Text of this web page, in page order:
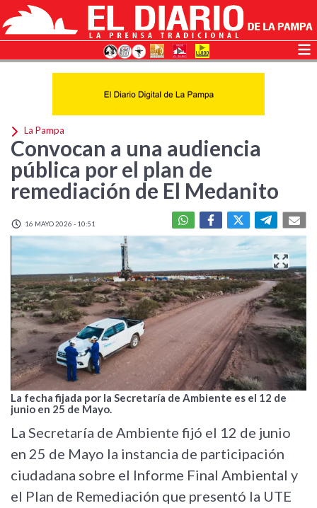
La Pampa
Convocan a una audiencia
pública por el plan de
remediación de El Medanito
16 MAYO 2026 - 10:51
La fecha fijada por la Secretaría de Ambiente es el 12 de
junio en 25 de Mayo.
La Secretaría de Ambiente fijó el 12 de junio
en 25 de Mayo la instancia de participación
ciudadana sobre el Informe Final Ambiental y
el Plan de Remediación que presentó la UTE